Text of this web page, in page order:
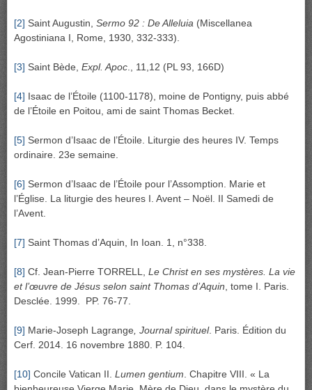
[2] Saint Augustin, Sermo 92 : De Alleluia (Miscellanea
Agostiniana I, Rome, 1930, 332-333).
[3] Saint Bède, Expl. Apoc ., 11,12 (PL 93, 166D)
[4] Isaac de l’Étoile (1100-1178), moine de Pontigny, puis abbé
de l’Étoile en Poitou, ami de saint Thomas Becket.
[5] Sermon d’Isaac de l’Étoile. Liturgie des heures IV. Temps
ordinaire. 23e semaine.
[6] Sermon d’Isaac de l’Étoile pour l’Assomption. Marie et
l’Église. La liturgie des heures I. Avent – Noël. II Samedi de
l’Avent.
[7] Saint Thomas d’Aquin, In Ioan. 1, n°338.
[8] Cf. Jean-Pierre TORRELL, Le Christ en ses mystères. La vie
et l’œuvre de Jésus selon saint Thomas d’Aquin , tome I. Paris.
Desclée. 1999. PP. 76-77.
[9] Marie-Joseph Lagrange , Journal spirituel. Paris. Édition du
Cerf. 2014. 16 novembre 1880. P. 104.
[10] Concile Vatican II. Lumen gentium . Chapitre VIII. « La